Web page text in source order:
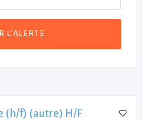
L'ALERTE
(h/f) (autre) H/F